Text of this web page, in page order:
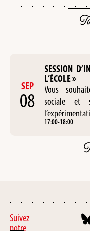
SEP
08
SESSION
L’ÉCOLE »
Vous
sociale et
17:00-18:00
Suivez
notre